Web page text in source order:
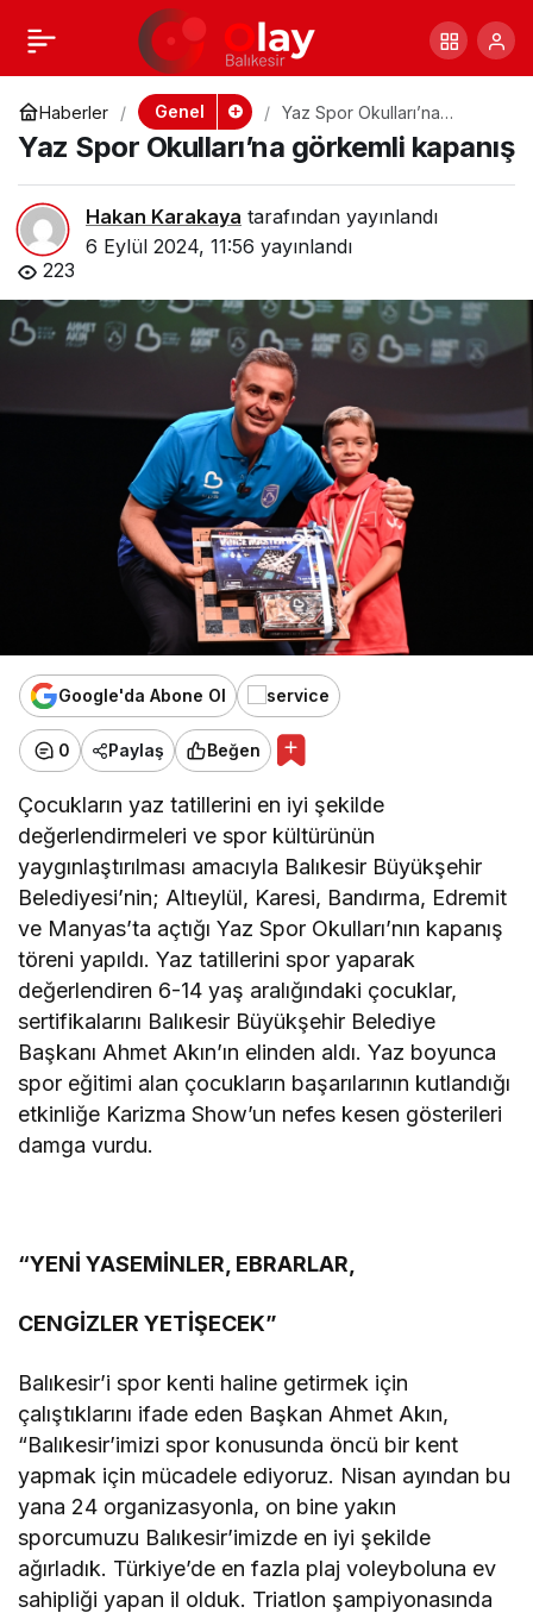
Haberler Genel
Yaz Spor Okulları’na
görkemli kapanış
Yaz Spor Okulları’na görkemli kapanış
Hakan Karakaya tarafından yayınlandı
6 Eylül 2024, 11:56 yayınlandı
223
Google'da Abone Ol
0 Paylaş Beğen
Çocukların yaz tatillerini en iyi şekilde
değerlendirmeleri ve spor kültürünün
yaygınlaştırılması amacıyla Balıkesir Büyükşehir
Belediyesi’nin; Altıeylül, Karesi, Bandırma, Edremit
ve Manyas’ta açtığı Yaz Spor Okulları’nın kapanış
töreni yapıldı. Yaz tatillerini spor yaparak
değerlendiren 6-14 yaş aralığındaki çocuklar,
sertifikalarını Balıkesir Büyükşehir Belediye
Başkanı Ahmet Akın’ın elinden aldı. Yaz boyunca
spor eğitimi alan çocukların başarılarının kutlandığı
etkinliğe Karizma Show’un nefes kesen gösterileri
damga vurdu.
“YENİ YASEMİNLER, EBRARLAR,
CENGİZLER YETİŞECEK”
Balıkesir’i spor kenti haline getirmek için
çalıştıklarını ifade eden Başkan Ahmet Akın,
“Balıkesir’imizi spor konusunda öncü bir kent
yapmak için mücadele ediyoruz. Nisan ayından bu
yana 24 organizasyonla, on bine yakın
sporcumuzu Balıkesir’imizde en iyi şekilde
ağırladık. Türkiye’de en fazla plaj voleyboluna ev
sahipliği yapan il olduk. Triatlon şampiyonasında
Domates
Üreticisinin
Feryadı: “Ürettik,
Satamıyoruz!”
+ Paylaş